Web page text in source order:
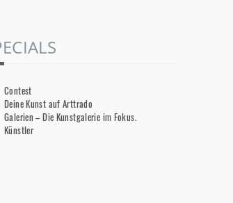
Contest
Deine Kunst auf Arttrado
Galerien – Die Kunstgalerie im Fokus.
Künstler